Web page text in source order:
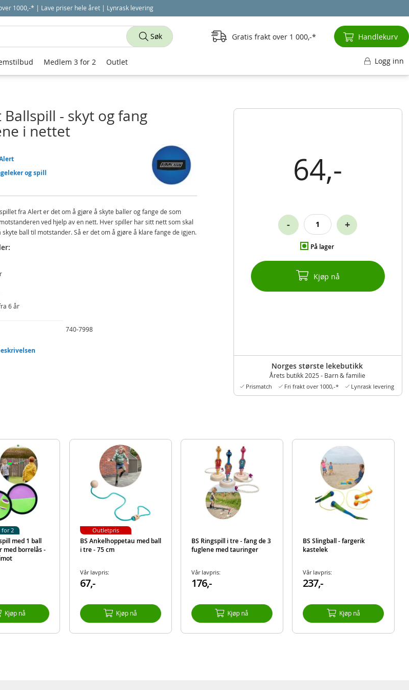
1000,-* | Lave priser hele året | Lynrask levering
64,-
På lager
- +
Kjøp nå
Norges største lekebutikk
Årets butikk 2025 - Barn & familie
Prismatch Fri frakt over 1000,-* Lynrask levering
Ballspill - skyt og fang
i nettet
og spill
fra Alert er det om å gjøre å skyte baller og fange de som
ved hjelp av en nett. Hver spiller har sitt nett som skal
skyte ball til motstander. Så er det om å gjøre å klare fange de igjen.
6 år
740-7998
med 1 ball
med borrelås -
Kjøp nå
for 2
BS Ankelhoppetau med ball
i tre - 75 cm
Vår lavpris:
67,-
Kjøp nå
Outletpris
BS Ringspill i tre - fang de 3
fuglene med tauringer
Vår lavpris:
176,-
Kjøp nå
BS Slingball - fargerik
kastelek
Vår lavpris:
237,-
Kjøp nå
Søk Gratis frakt over 1 000,- Handlekurv
Medlem 3 for 2 Outlet Logg inn